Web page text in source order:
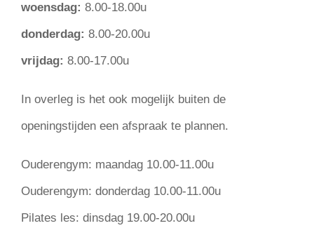
woensdag: 8.00-18.00u
donderdag: 8.00-20.00u
vrijdag: 8.00-17.00u
In overleg is het ook mogelijk buiten de
openingstijden een afspraak te plannen.
Ouderengym: maandag 10.00-11.00u
Ouderengym: donderdag 10.00-11.00u
Pilates les: dinsdag 19.00-20.00u